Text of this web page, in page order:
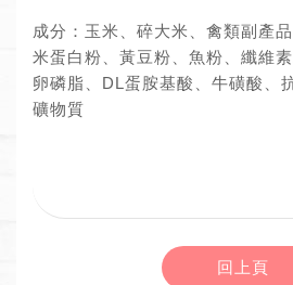
成分：玉米、碎大米、禽類副產
米蛋白粉、黃豆粉、魚粉、纖維
卵磷脂、DL蛋胺基酸、牛磺酸、
礦物質
回上頁